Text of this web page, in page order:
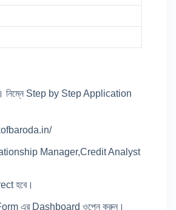
নিম্নে Step by Step Application
Manager,Credit Analyst
হবে।
এর Dashboard ওপেন করুন।